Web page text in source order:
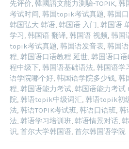
先评价, 韓國語文能力測驗-TOPIK, 韩
考试时间, 韩国topik考试真题, 韩国
韩国弘大 韩语, 韩国语 入门 , 韩国语
学习 , 韩国语 翻译, 韩国语 视频, 韩国
topik考试真题, 韩国语发音表, 韩国
程, 韩国语口语教程 延世, 韩国语口
程中级下, 韩国语基础语法, 韩国语学
语学院哪个好, 韩国语学院多少钱, 韩
程, 韩国语能力考试, 韩国语能力考试
院, 韩语topik中级词汇, 韩语topik初
法, 韩语TOPIK考试班, 韩语口语班, 韩
法, 韩语学习培训班, 韩语情景对话,
识, 首尔大学韩国语, 首尔韩国语学院